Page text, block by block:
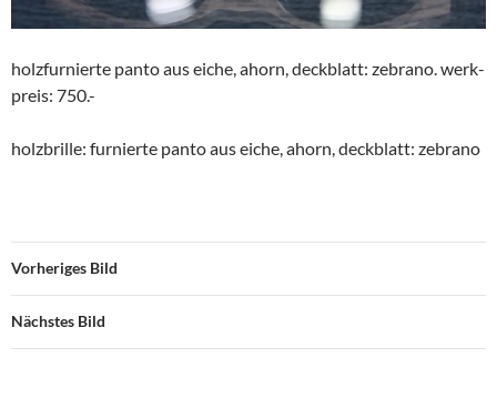
holzfurnierte panto aus eiche, ahorn, deckblatt: zebrano. werk-
preis: 750.-
holzbrille: furnierte panto aus eiche, ahorn, deckblatt: zebrano
Vorheriges Bild
Nächstes Bild